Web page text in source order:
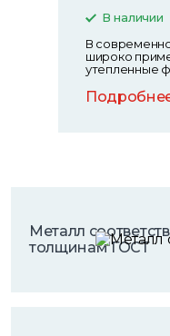
В наличии
В
широко
утепленные
Металл
толщинам ГОСТ